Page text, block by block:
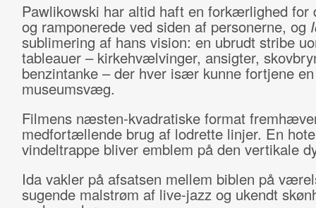
Pawlikowski har altid haft en forkærlighed
og ramponerede ved siden af personerne, og
sublimering af hans vision: en ubrudt stribe
tableauer – kirkehvælvinger, ansigter,
benzintanke – der hver især kunne fortjene en
museumsvæg.
Filmens næsten-kvadratiske format
medfortællende brug af lodrette linjer. En
vindeltrappe bliver emblem på den vertikale
Ida vakler på afsatsen mellem biblen på
sugende malstrøm af live-jazz og ukendt